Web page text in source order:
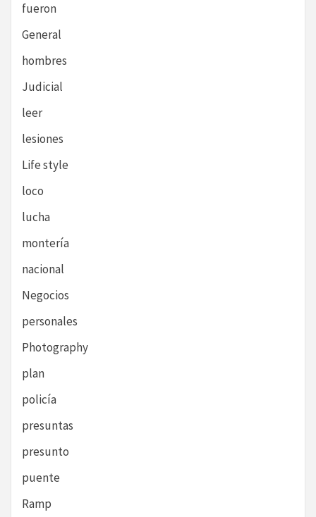
fueron
General
hombres
Judicial
leer
lesiones
Life style
loco
lucha
montería
nacional
Negocios
personales
Photography
plan
policía
presuntas
presunto
puente
Ramp